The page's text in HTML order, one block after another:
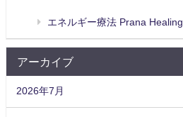
エネルギー療法 Prana Healing
アーカイブ
2026年7月